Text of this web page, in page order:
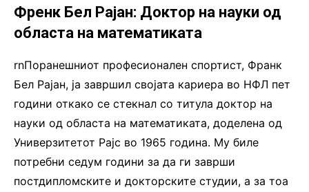
Френк Бел Рајан: Доктор на науки од
областа на математиката
rnПоранешниот професионален спортист, Франк
Бел Рајан, ја завршил својата кариера во НФЛ пет
години откако се стекнал со титула доктор на
науки од областа на математиката, доделена од
Универзитетот Рајс во 1965 година. Му биле
потребни седум години за да ги заврши
постдипломските и докторските студии, а за тоа